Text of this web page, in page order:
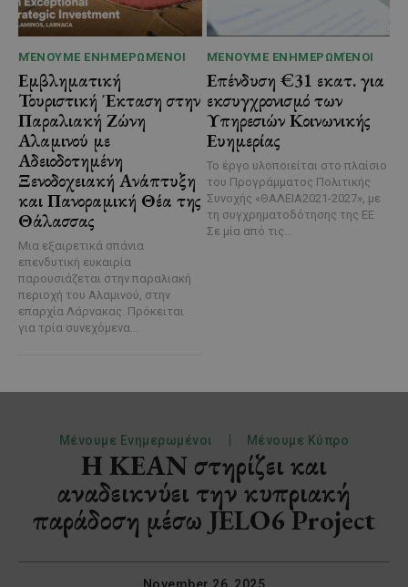
ΜΈΝΟΥΜΕ ΕΝΗΜΕΡΩΜΈΝΟΙ
Εμβληματική
Τουριστική Έκταση στην
Παραλιακή Ζώνη
Αλαμινού με
Αδειοδοτημένη
Ξενοδοχειακή Ανάπτυξη
και Πανοραμική Θέα της
Θάλασσας
Μια εξαιρετικά σπάνια
επενδυτική ευκαιρία
παρουσιάζεται στην παραλιακή
περιοχή του Αλαμινού, στην
επαρχία Λάρνακας. Πρόκειται
για τρία συνεχόμενα...
ΜΈΝΟΥΜΕ ΕΝΗΜΕΡΩΜΈΝΟΙ
Επένδυση €31 εκατ. για
εκσυγχρονισμό των
Υπηρεσιών Κοινωνικής
Ευημερίας
Το έργο υλοποιείται στο πλαίσιο
του Προγράμματος Πολιτικής
Συνοχής «ΘΑΛΕΙΑ2021-2027», με
τη συγχρηματοδότησης της ΕΕ
Σε μία από τις...